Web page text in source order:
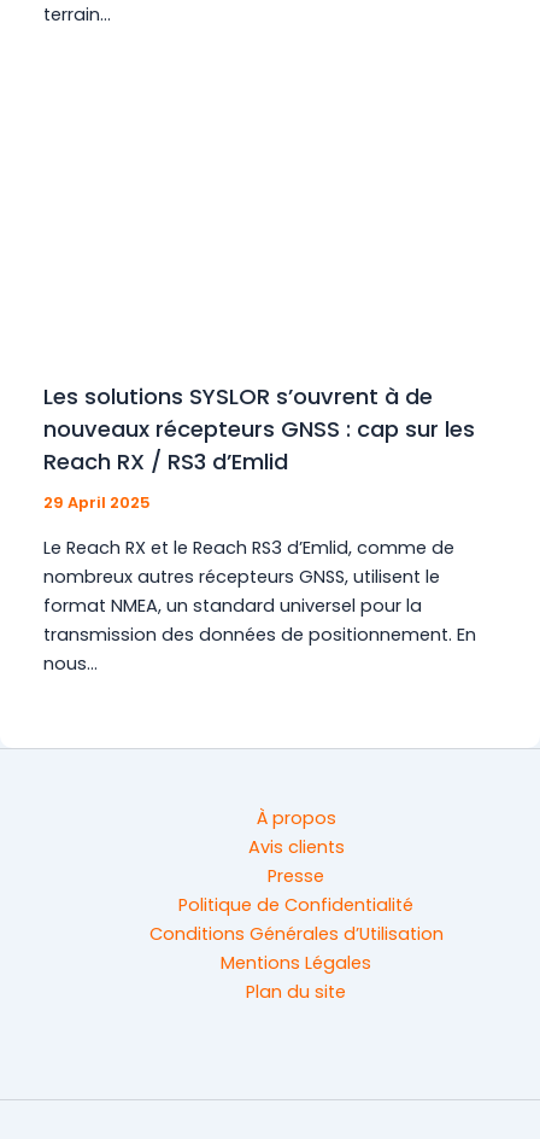
terrain…
Les solutions SYSLOR s’ouvrent à de
nouveaux récepteurs GNSS : cap sur les
Reach RX / RS3 d’Emlid
29 April 2025
Le Reach RX et le Reach RS3 d’Emlid, comme de
nombreux autres récepteurs GNSS, utilisent le
format NMEA, un standard universel pour la
transmission des données de positionnement. En
nous…
À propos
Avis clients
Presse
Politique de Confidentialité
Conditions Générales d’Utilisation
Mentions Légales
Plan du site